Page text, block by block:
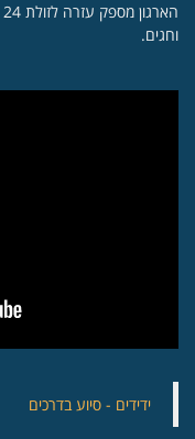
וחגים.
‏ידידים - סיוע בדרכים